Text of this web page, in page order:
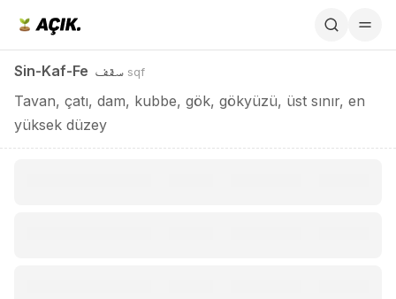
Sin-Kaf-Fe سقف sqf
Tavan, çatı, dam, kubbe, gök, gökyüzü, üst sınır, en
yüksek düzey